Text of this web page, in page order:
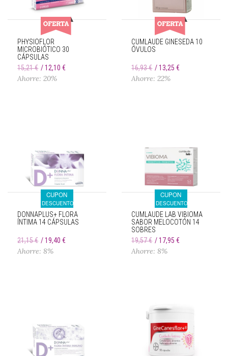
PHYSIOFLOR
MICROBIÓTICO 30
CÁPSULAS
15,21 €
12,10 €
Ahorre: 20%
CUMLAUDE GINESEDA 10
ÓVULOS
16,93 € 13,25 €
Ahorre: 22%
CUPON
DESCUENTO
DONNAPLUS+ FLORA
ÍNTIMA 14 CÁPSULAS
21,15 € 19,40 €
Ahorre: 8%
CUPON
DESCUENTO
CUMLAUDE LAB VIBIOMA
SABOR MELOCOTÓN 14
SOBRES
19,57 €
17,95 €
Ahorre: 8%